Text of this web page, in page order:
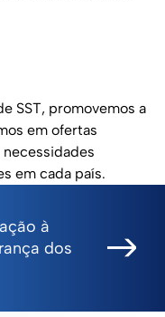
SST, promovemos a
em ofertas
em cada país.
à
dos